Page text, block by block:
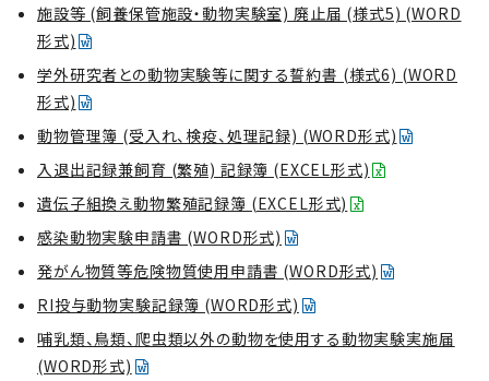
施設等 (飼養保管施設・動物実験室) 廃止届 (様式5) (WORD
形式)
学外研究者との動物実験等に関する誓約書 (様式6) (WORD
形式)
動物管理簿 (受入れ、検疫、処理記録) (WORD形式)
入退出記録兼飼育 (繁殖) 記録簿 (EXCEL形式)
遺伝子組換え動物繁殖記録簿 (EXCEL形式)
感染動物実験申請書 (WORD形式)
発がん物質等危険物質使用申請書 (WORD形式)
RI投与動物実験記録簿 (WORD形式)
哺乳類、鳥類、爬虫類以外の動物を使用する動物実験実施届
(WORD形式)